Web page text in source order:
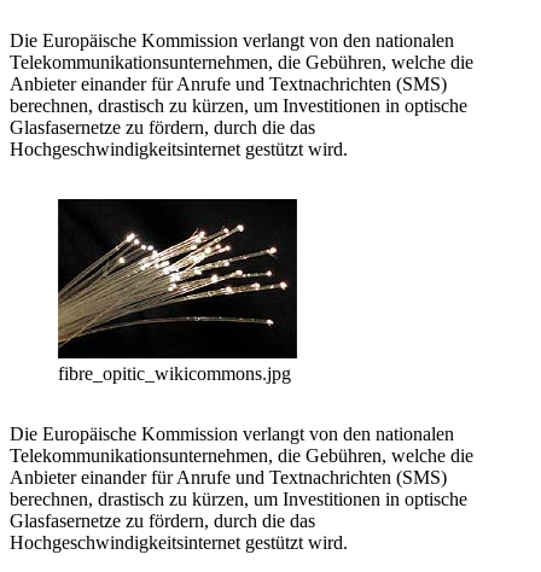
Die Europäische Kommission verlangt von den nationalen
Telekommunikationsunternehmen, die Gebühren, welche die
Anbieter einander für Anrufe und Textnachrichten (SMS)
berechnen, drastisch zu kürzen, um Investitionen in optische
Glasfasernetze zu fördern, durch die das
Hochgeschwindigkeitsinternet gestützt wird.
fibre_opitic_wikicommons.jpg
Die Europäische Kommission verlangt von den nationalen
Telekommunikationsunternehmen, die Gebühren, welche die
Anbieter einander für Anrufe und Textnachrichten (SMS)
berechnen, drastisch zu kürzen, um Investitionen in optische
Glasfasernetze zu fördern, durch die das
Hochgeschwindigkeitsinternet gestützt wird.